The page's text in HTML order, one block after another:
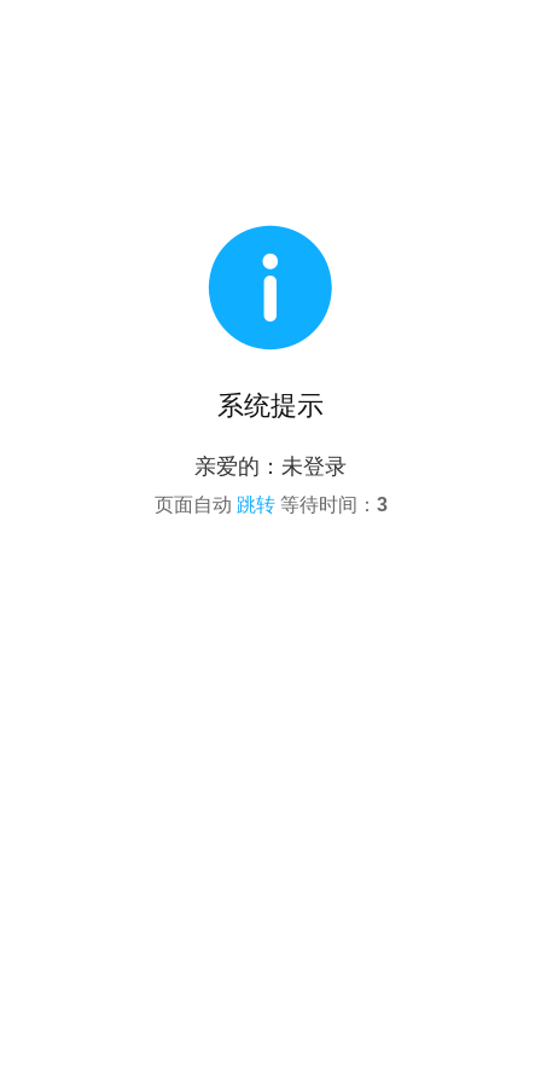

系统提示
亲爱的：未登录
页面自动 跳转等待时间： 3